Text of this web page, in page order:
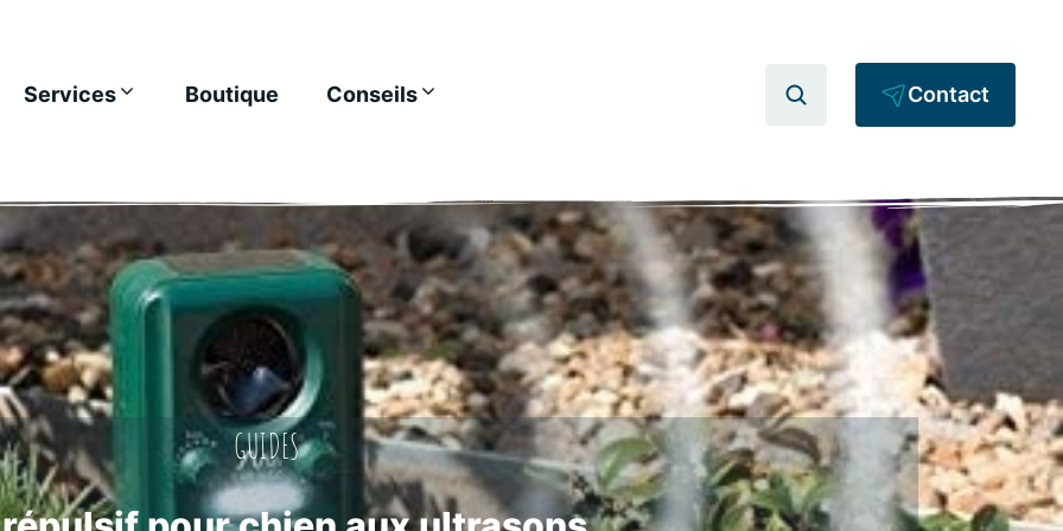
Services Boutique Conseils Contact
GUIDES